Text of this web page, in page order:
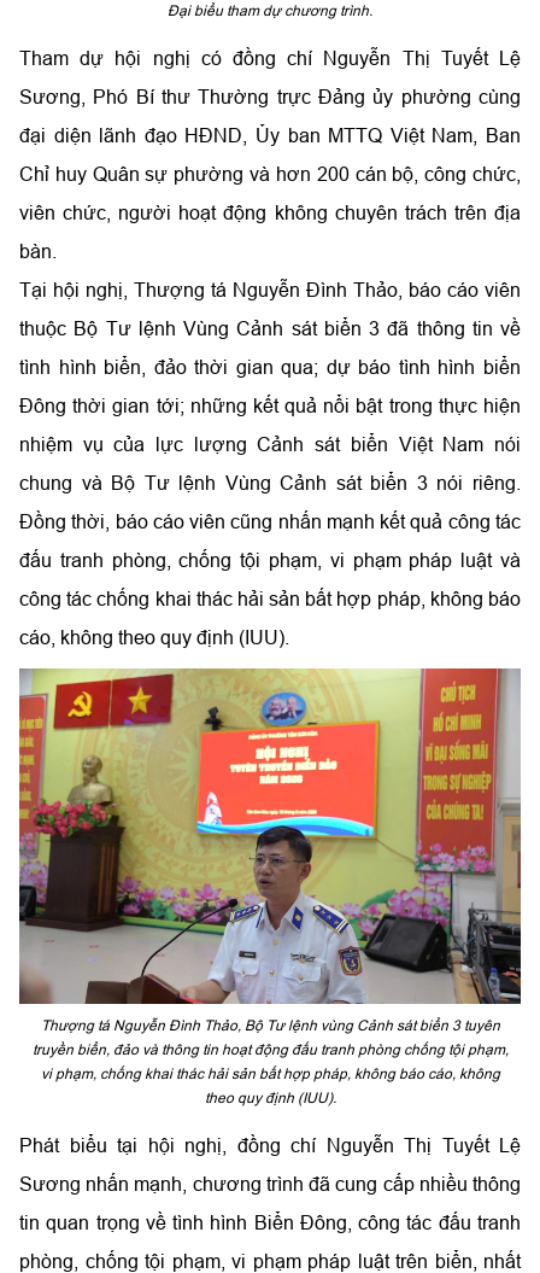
Đại biểu tham dự chương trình.
Tham dự hội nghị có đồng chí Nguyễn Thị Tuyết Lệ
Sương, Phó Bí thư Thường trực Đảng ủy phường cùng
đại diện lãnh đạo HĐND, Ủy ban MTTQ Việt Nam, Ban
Chỉ huy Quân sự phường và hơn 200 cán bộ, công chức,
viên chức, người hoạt động không chuyên trách trên địa
bàn.
Tại hội nghị, Thượng tá Nguyễn Đình Thảo, báo cáo viên
thuộc Bộ Tư lệnh Vùng Cảnh sát biển 3 đã thông tin về
tình hình biển, đảo thời gian qua; dự báo tình hình biển
Đông thời gian tới; những kết quả nổi bật trong thực hiện
nhiệm vụ của lực lượng Cảnh sát biển Việt Nam nói
chung và Bộ Tư lệnh Vùng Cảnh sát biển 3 nói riêng.
Đồng thời, báo cáo viên cũng nhấn mạnh kết quả công tác
đấu tranh phòng, chống tội phạm, vi phạm pháp luật và
công tác chống khai thác hải sản bất hợp pháp, không báo
cáo, không theo quy định (IUU).
Thượng tá Nguyễn Đình Thảo, Bộ Tư lệnh vùng Cảnh sát biển 3 tuyên
truyền biển, đảo và thông tin hoạt động đấu tranh phòng chống tội phạm,
vi phạm, chống khai thác hải sản bất hợp pháp, không báo cáo, không
theo quy định (IUU).
Phát biểu tại hội nghị, đồng chí Nguyễn Thị Tuyết Lệ
Sương nhấn mạnh, chương trình đã cung cấp nhiều thông
tin quan trọng về tình hình Biển Đông, công tác đấu tranh
phòng, chống tội phạm, vi phạm pháp luật trên biển, nhất